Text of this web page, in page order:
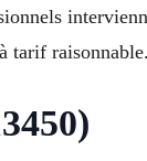
tarif raisonnable.